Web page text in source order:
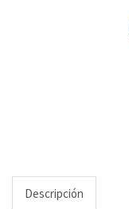
Descripción